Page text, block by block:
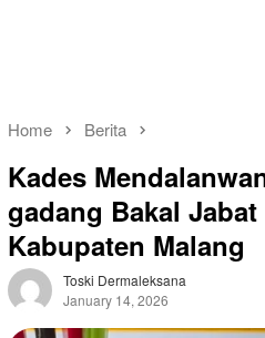
Home Berita
Kades
gadang Bakal Jabat
Kabupaten Malang
Toski Dermaleksana
January 14, 2026